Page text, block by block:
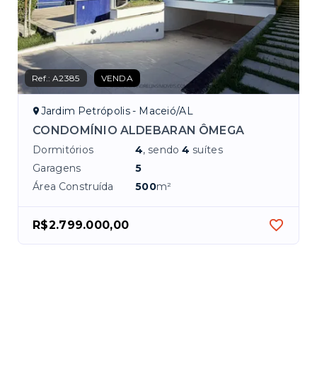
Ref.:A2385 VENDA
Jardim Petrópolis - Maceió/AL
CONDOMÍNIO ALDEBARAN ÔMEGA
Dormitórios 4, sendo4 suítes
Garagens
5
Área Construída
500m²
R$2.799.000,00